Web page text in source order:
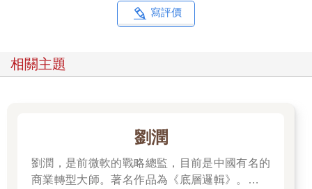
你其實不想要他的名片，但還是出於禮貌收下了。你知道，他不
會改變想法，而且他本就不是你真正想接觸的對象。不過，你還
接下來該怎麼辦？你們雙方都已經把場面話說完了，也都明白沒
什麼好繼續聊下去的。但誰都不想表現出自己留在這，只是為了
然後，當你見到下一個人，又得重新經歷剛剛那套流程。
很多教人建立人脈的書都會叫你設定目標，例如「至少與五個人
交談才能回家」。你可能會強迫自己再重複剛才的流程四次，但
結果當然都和第一次一模一樣。你開始懷疑：「到底為何大家都
寫評價
相關主題
劉潤
劉潤，是前微軟的戰略總監，目前是中國有名的
商業轉型大師。著名作品為《底層邏輯》。唯有